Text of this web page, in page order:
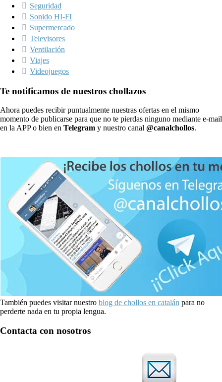
Seguridad
Sonido HI-FI
Supermercado
Televisores
Ventilación
Viajes
Videojuegos
Te notificamos de nuestros chollazos
Ahora puedes recibir puntualmente nuestras ofertas en el mismo
momento de publicarse para que no te pierdas ninguno mediante e-mail
en la APP o bien en Telegram y nuestro canal @canalchollos.
También puedes visitar nuestro blog de chollos en catalán para no
perderte nada en tu propia lengua.
Contacta con nosotros